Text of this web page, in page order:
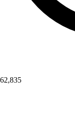
62,835